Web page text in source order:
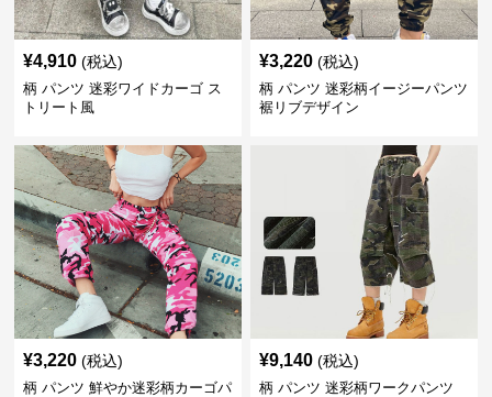
¥4,910 (税込)
柄 パンツ 迷彩ワイドカーゴ ス
トリート風
¥3,220 (税込)
柄 パンツ 迷彩柄イージーパンツ
裾リブデザイン
¥3,220 (税込)
柄 パンツ 鮮やか迷彩柄カーゴパ
¥9,140 (税込)
柄 パンツ 迷彩柄ワークパンツ